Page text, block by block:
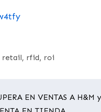
retail rfid roi
EN VENTAS A H&M